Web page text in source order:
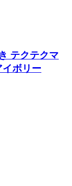
テクテクマ
イボリー